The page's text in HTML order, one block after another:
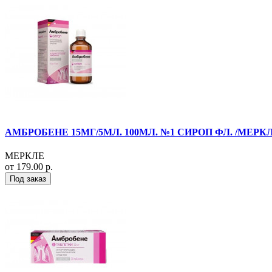
АМБРОБЕНЕ 15МГ/5МЛ. 100МЛ. №1 СИРОП ФЛ. /
МЕРКЛЕ
от 179.00 р.
Под заказ